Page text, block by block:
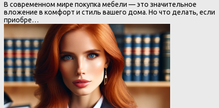
В современном мире покупка мебели — это значительное
вложение в комфорт и стиль вашего дома. Но что делать, если
приобре…